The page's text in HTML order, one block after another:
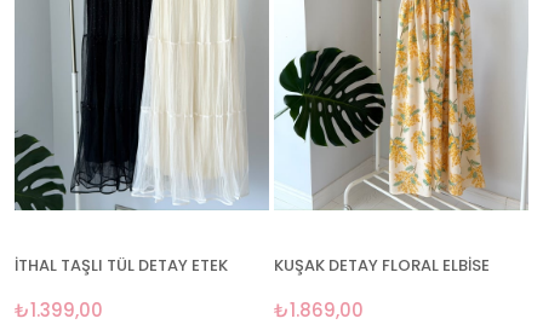
İTHAL TAŞLI TÜL DETAY ETEK
₺1.399,00
KUŞAK DETAY FLORAL ELBİSE
₺1.869,00